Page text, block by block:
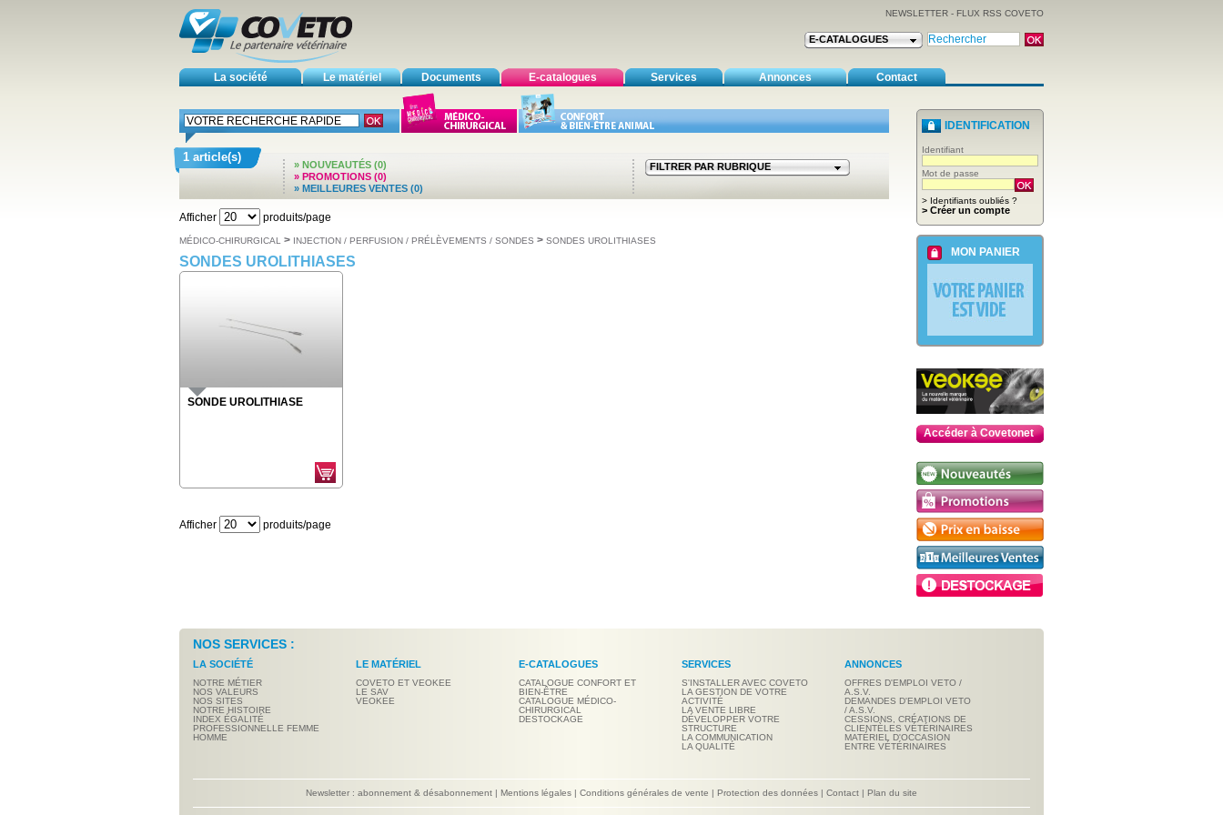
NEWSLETTER - FLUX RSS COVETO
E-CATALOGUES
La société Le matériel Documents E-catalogues Services Annonces Contact
1 article(s)
» NOUVEAUTÉS (0)
» PROMOTIONS (0)
» MEILLEURES VENTES (0)
FILTRER PAR RUBRIQUE
Afficher produits/page
MÉDICO-CHIRURGICAL > INJECTION / PERFUSION / PRÉLÈVEMENTS / SONDES > SONDES UROLITHIASES
SONDES UROLITHIASES
SONDE UROLITHIASE
Afficher produits/page
IDENTIFICATION
Identifiant
Mot de passe
> Identifiants oubliés ?
> Créer un compte
MON PANIER
Accéder à Covetonet
NOS SERVICES :
LA SOCIÉTÉ
NOTRE MÉTIER
NOS VALEURS
NOS SITES
NOTRE HISTOIRE
INDEX ÉGALITÉ
PROFESSIONNELLE FEMME
HOMME
LE MATÉRIEL
COVETO ET VEOKEE
LE SAV
VEOKEE
E-CATALOGUES
CATALOGUE CONFORT ET
BIEN-ÊTRE
CATALOGUE MÉDICO-
CHIRURGICAL
DESTOCKAGE
SERVICES
S'INSTALLER AVEC COVETO
LA GESTION DE VOTRE
ACTIVITÉ
LA VENTE LIBRE
DÉVELOPPER VOTRE
STRUCTURE
LA COMMUNICATION
LA QUALITÉ
ANNONCES
OFFRES D'EMPLOI VETO /
A.S.V.
DEMANDES D'EMPLOI VETO
/ A.S.V.
CESSIONS, CRÉATIONS DE
CLIENTÈLES VÉTÉRINAIRES
MATÉRIEL D'OCCASION
ENTRE VÉTÉRINAIRES
Newsletter : abonnement & désabonnement | Mentions légales | Conditions générales de vente | Protection des données | Contact | Plan du site